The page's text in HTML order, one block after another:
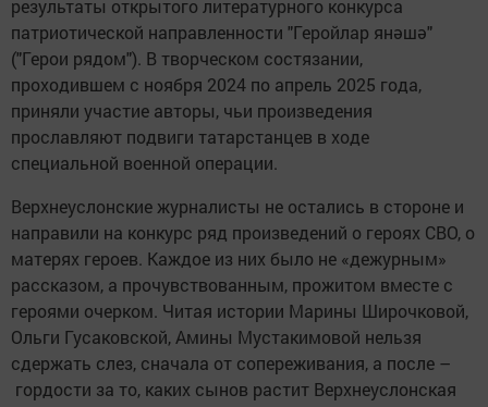
результаты открытого литературного конкурса
патриотической направленности "Геройлар янәшә"
("Герои рядом"). В творческом состязании,
проходившем с ноября 2024 по апрель 2025 года,
приняли участие авторы, чьи произведения
прославляют подвиги татарстанцев в ходе
специальной военной операции.
Верхнеуслонские журналисты не остались в стороне и
направили на конкурс ряд произведений о героях СВО, о
матерях героев. Каждое из них было не «дежурным»
рассказом, а прочувствованным, прожитом вместе с
героями очерком. Читая истории Марины Широчковой,
Ольги Гусаковской, Амины Мустакимовой нельзя
сдержать слез, сначала от сопереживания, а после –
гордости за то, каких сынов растит Верхнеуслонская